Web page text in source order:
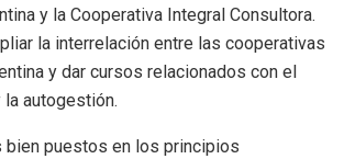
y la Cooperativa Integral Consultora.
la interrelación entre las cooperativas
y dar cursos relacionados con el
autogestión.
bien puestos en los principios